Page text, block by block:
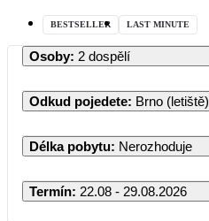
BESTSELLER LAST MINUTE
Osoby: 2 dospělí
Odkud pojedete: Brno (letiště)
Délka pobytu: Nerozhoduje
Termín: 22.08 - 29.08.2026